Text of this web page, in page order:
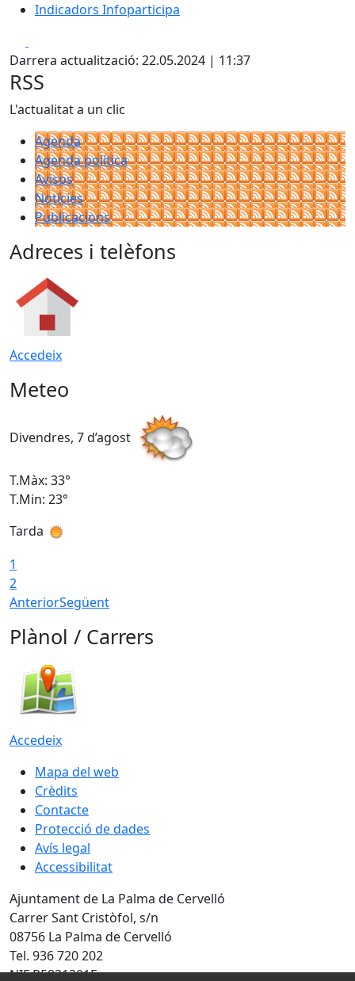
Indicadors Infoparticipa
Darrera actualització: 22.05.2024 | 11:37
RSS
L'actualitat a un clic
Agenda
Agenda política
Avisos
Notícies
Publicacions
Adreces i telèfons
Accedeix
Meteo
Divendres, 7 d’agost
T.Màx: 33°
T.Min: 23°
Tarda
1
2
AnteriorSegüent
Plànol / Carrers
Accedeix
Mapa del web
Crèdits
Contacte
Protecció de dades
Avís legal
Accessibilitat
Ajuntament de La Palma de Cervelló
Carrer Sant Cristòfol, s/n
08756 La Palma de Cervelló
Tel. 936 720 202
NIF P5831301F